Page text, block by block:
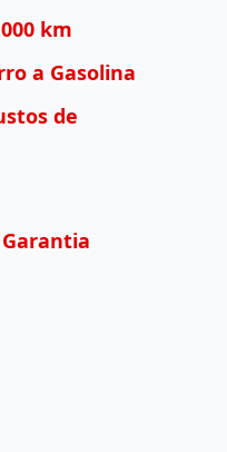
km
a Gasolina
de